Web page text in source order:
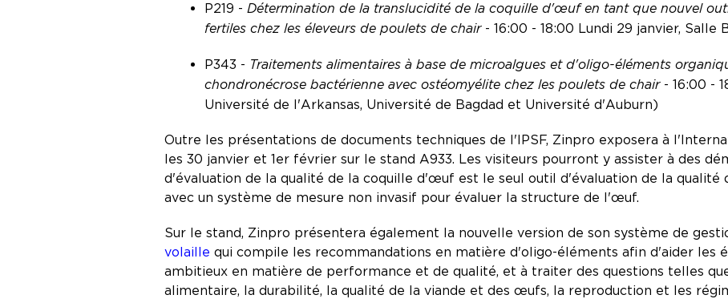
P219 - Détermination de la translucidité de la coquille d'œuf en tant que nouvel
fertiles chez les éleveurs de poulets de chair- 16:00 - 18:00 Lundi 29 janvier, Salle
P343 - Traitements alimentaires à base de microalgues et d'oligo-éléments
chondronécrose bactérienne avec ostéomyélite chez les poulets de chair- 16:00 -
Université de l'Arkansas, Université de Bagdad et Université d'Auburn)
Outre les présentations de documents techniques de l'IPSF, Zinpro exposera à
les 30 janvier et 1er février sur le stand A933. Les visiteurs pourront y assister à des
d'évaluation de la qualité de la coquille d'œuf est le seul outil d'évaluation de la
avec un système de mesure non invasif pour évaluer la structure de l'œuf.
Sur le stand, Zinpro présentera également la nouvelle version de son système de
volaille qui compile les recommandations en matière d'oligo-éléments afin d'aider les
ambitieux en matière de performance et de qualité, et à traiter des questions telles
alimentaire, la durabilité, la qualité de la viande et des œufs, la reproduction et les